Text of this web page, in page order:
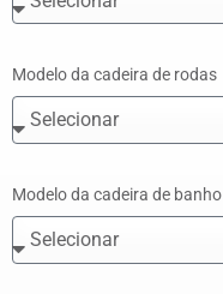
Modelo da cadeira de rodas
Modelo da cadeira de banho